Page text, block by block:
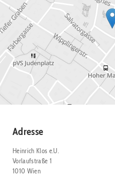
Adresse
Heinrich Klos e.U.
Vorlaufstraße 1
1010 Wien